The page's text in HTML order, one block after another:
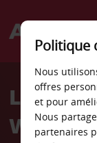
Welcome
Avis
Politique
Nous
offres
et pour
Nous
partenaires